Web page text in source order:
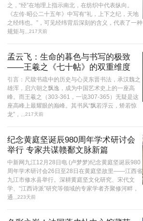
之，“经”在地理上指示南北，在纺织中代表纵向。
《左传·昭公二十五年》中写有“礼，上下之纪，天地
之经纬也。”，可见经纬背后深刻的含义，代表了一种
规矩与...
217天前
孟云飞：生命的暮色与书写的极致
——王羲之《七十帖》的双重维度
引言：尺牍书疏中的历史与心灵东晋书法，承汉魏之
雄浑，启六朝之飘逸，成为中国艺术史上的一座高
峰。而王羲之（303-361，一说307-365）无疑是这
座高峰上最耀眼的巅峰。其书风“飘若浮云，矫若惊
龙”，...
217天前
纪念黄庭坚诞辰980周年学术研讨会
举行 专家共谋赣鄱文脉新篇
中新网九江12月28日电 (卢梦梦)纪念黄庭坚诞辰980
周年学术研讨会26日至28日在黄庭坚故里——江西省
九江市修水县举行。深耕黄庭坚文化研究、宋代文
学、“江西诗派”研究等领域的专家学者齐聚修河畔，
通...
223天前